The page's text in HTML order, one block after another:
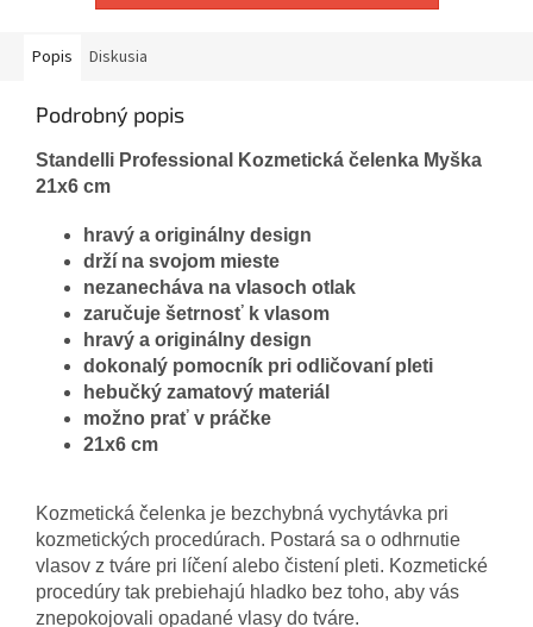
Popis Diskusia
Podrobný popis
Standelli Professional Kozmetická čelenka Myška
21x6 cm
hravý a originálny design
drží na svojom mieste
nezanecháva na vlasoch otlak
zaručuje šetrnosť k vlasom
hravý a originálny design
dokonalý pomocník pri odličovaní pleti
hebučký zamatový materiál
možno prať v práčke
21x6 cm
Kozmetická čelenka je bezchybná vychytávka pri
kozmetických procedúrach. Postará sa o odhrnutie
vlasov z tváre pri líčení alebo čistení pleti. Kozmetické
procedúry tak prebiehajú hladko bez toho, aby vás
znepokojovali opadané vlasy do tváre.